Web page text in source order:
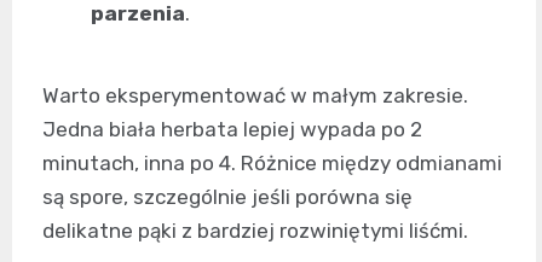
parzenia.
Warto eksperymentować w małym zakresie.
Jedna biała herbata lepiej wypada po 2
minutach, inna po 4. Różnice między odmianami
są spore, szczególnie jeśli porówna się
delikatne pąki z bardziej rozwiniętymi liśćmi.